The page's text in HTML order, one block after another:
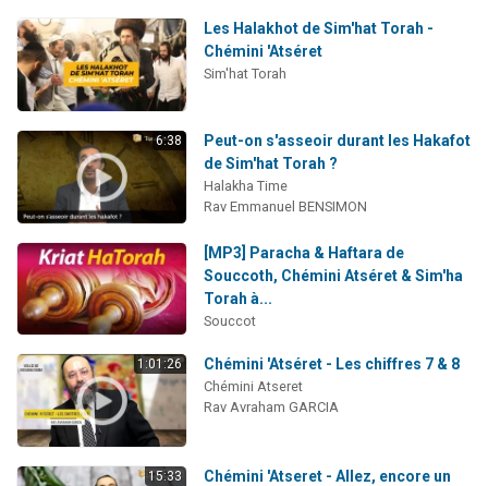
Les Halakhot de Sim'hat Torah -
Chémini 'Atséret
Sim'hat Torah
6:38
Peut-on s'asseoir durant les Hakafot
de Sim'hat Torah ?
Halakha Time
Rav Emmanuel BENSIMON
[MP3] Paracha & Haftara de
Souccoth, Chémini Atséret & Sim'ha
Torah à...
Souccot
1:01:26 Chémini 'Atséret - Les chiffres 7 & 8
Chémini Atseret
Rav Avraham GARCIA
15:33
Chémini 'Atseret - Allez, encore un